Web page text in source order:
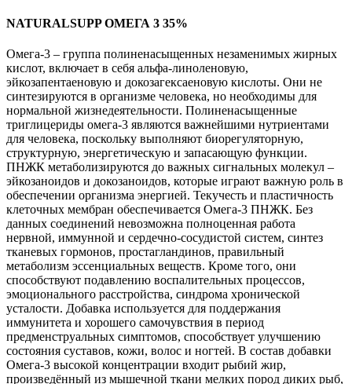
NATURALSUPP ОМЕГА 3 35%
Омега-3 – группа полиненасыщенных незаменимых жирных
кислот, включает в себя альфа-линоленовую,
эйкозапентаеновую и докозагексаеновую кислоты. Они не
синтезируются в организме человека, но необходимы для
нормальной жизнедеятельности. Полиненасыщенные
триглицериды омега-3 являются важнейшими нутриентами
для человека, поскольку выполняют биорегуляторную,
структурную, энергетическую и запасающую функции.
ПНЖК метаболизируются до важных сигнальных молекул –
эйкозаноидов и докозаноидов, которые играют важную роль в
обеспечении организма энергией. Текучесть и пластичность
клеточных мембран обеспечивается Омега-3 ПНЖК. Без
данных соединений невозможна полноценная работа
нервной, иммунной и сердечно-сосудистой систем, синтез
тканевых гормонов, простагландинов, правильный
метаболизм эссенциальных веществ. Кроме того, они
способствуют подавлению воспалительных процессов,
эмоционального расстройства, синдрома хронической
усталости. Добавка используется для поддержания
иммунитета и хорошего самочувствия в период
предменструальных симптомов, способствует улучшению
состояния суставов, кожи, волос и ногтей. В состав добавки
Омега-3 высокой концентрации входит рыбий жир,
произведённый из мышечной ткани мелких пород диких рыб,